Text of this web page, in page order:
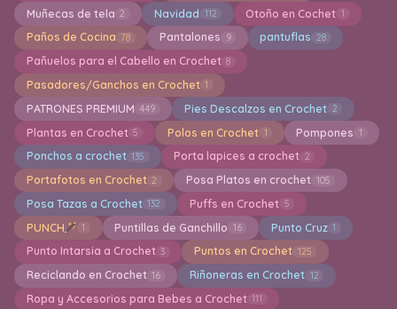
Muñecas de tela 2 Navidad 112 Otoño en Cochet 1
Paños de Cocina 78 Pantalones 9 pantuflas 28
Pañuelos para el Cabello en Crochet 8
Pasadores/Ganchos en Crochet 1
PATRONES PREMIUM 449 Pies Descalzos en Crochet 2
Plantas en Crochet 5 Polos en Crochet 1 Pompones 1
Ponchos a crochet 135 Porta lapices a crochet 2
Portafotos en Crochet 2 Posa Platos en crochet 105
Posa Tazas a Crochet 132 Puffs en Crochet 5
PUNCH 1 Puntillas de Ganchillo 16 Punto Cruz 1
Punto Intarsia a Crochet 3 Puntos en Crochet 125
Reciclando en Crochet 16 Riñoneras en Crochet 12
Ropa y Accesorios para Bebes a Crochet 111